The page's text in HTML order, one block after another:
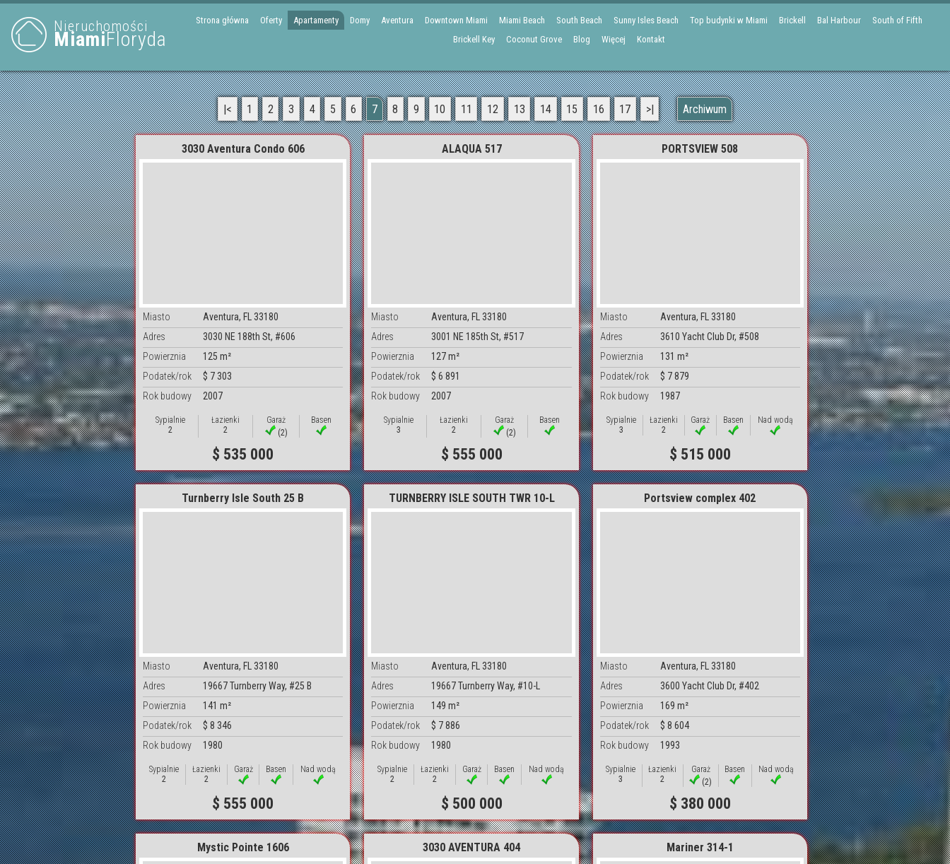
Nieruchomości
MiamiFloryda
Strona główna Oferty Apartamenty Domy Aventura Downtown Miami Miami Beach South Beach Sunny Isles Beach Top budynki w Miami Brickell Bal Harbour
South of Fifth
Brickell Key
Coconut Grove Blog Więcej Kontakt
|< 1 2 3 4 5 6 7 8 9 10 11 12 13 14 15 16 17 >| Archiwum
3030 Aventura Condo 606
Miasto
Aventura, FL 33180
Adres
3030 NE 188th St, #606
Powierznia
125 m²
Podatek/rok
$ 7 303
Rok budowy
2007
Sypialnie
2
Łazienki
2
Garaż
(2)
Basen
$ 535 000
ALAQUA 517
Miasto
Aventura, FL 33180
Adres
3001 NE 185th St, #517
Powierznia
127 m²
Podatek/rok
$ 6 891
Rok budowy
2007
Sypialnie
3
Łazienki
2
Garaż
(2)
Basen
$ 555 000
PORTSVIEW 508
Miasto
Aventura, FL 33180
Adres
3610 Yacht Club Dr, #508
Powierznia
131 m²
Podatek/rok
$ 7 879
Rok budowy
1987
Sypialnie
3
Łazienki
2
Garaż Basen Nad wodą
$ 515 000
Turnberry Isle South 25 B
Miasto
Aventura, FL 33180
Adres
19667 Turnberry Way, #25 B
Powierznia
141 m²
Podatek/rok
$ 8 346
Rok budowy
1980
Sypialnie
2
Łazienki
2
Garaż Basen Nad wodą
$ 555 000
TURNBERRY ISLE SOUTH TWR 10-L
Miasto
Aventura, FL 33180
Adres
19667 Turnberry Way, #10-L
Powierznia
149 m²
Podatek/rok
$ 7 886
Rok budowy
1980
Sypialnie
2
Łazienki
2
Garaż Basen Nad wodą
$ 500 000
Portsview complex 402
Miasto
Aventura, FL 33180
Adres
3600 Yacht Club Dr, #402
Powierznia
169 m²
Podatek/rok
$ 8 604
Rok budowy
1993
Sypialnie
3
Łazienki
2
Garaż
(2)
Basen Nad wodą
$ 380 000
Mystic Pointe 1606 3030 AVENTURA 404 Mariner 314-1